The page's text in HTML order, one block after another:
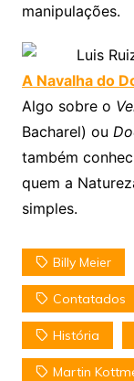
manipulações.
Luis
A Navalha do
Algo sobre o
Bacharel) ou
também
quem a
simples.
Billy Meier
Contatados
História
Martin